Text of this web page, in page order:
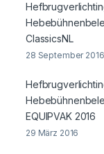
ClassicsNL
28 September 2016
EQUIPVAK 2016
29 März 2016